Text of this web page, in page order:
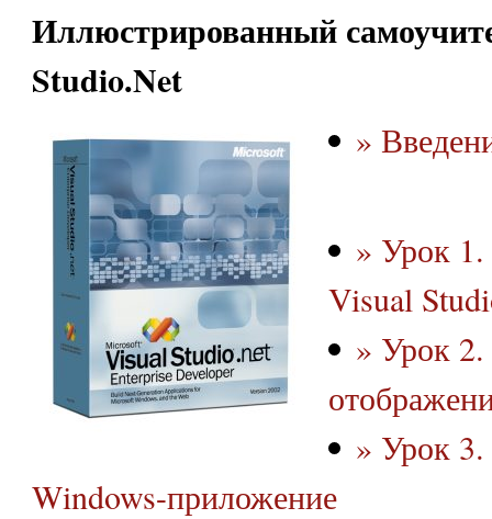
Иллюстрированный
Studio.Net
»
» Урок
Visual
» Урок
» Урок
Windows-приложение